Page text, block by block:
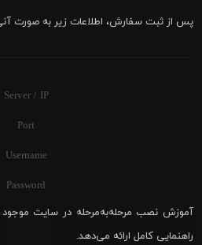
پس از ثبت سفارش، اطلاعات زیر به صورت
Server / IP
Port
Username
Password
آموزش نصب مرحله‌به‌مرحله در سایت
راهنمایی کامل ارائه می‌دهد.